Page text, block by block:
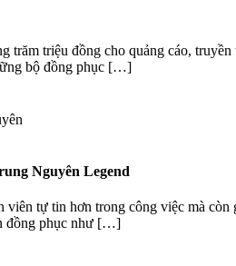
trăm triệu đồng cho quảng cáo,
bộ đồng phục […]
Nguyên Legend
tự tin hơn trong công việc mà
đồng phục như […]